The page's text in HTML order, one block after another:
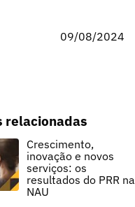
09/08/2024
relacionadas
Crescimento,
inovação e novos
serviços: os
resultados do PRR na
NAU